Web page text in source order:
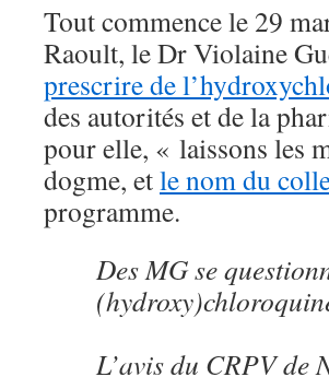
Tout commence le 29
Raoult, le Dr Violaine
prescrire de
des autorités et de la
pour elle, « laissons les
dogme, etle nom du
programme.
Des MG se
L’avis du CRPV de